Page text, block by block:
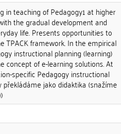
in teaching of Pedagogy1 at higher
the gradual development and
life. Presents opportunities to
TPACK framework. In the empirical
instructional planning (learning)
of e-learning solutions. At
specific Pedagogy instructional
jako didaktika (snažíme